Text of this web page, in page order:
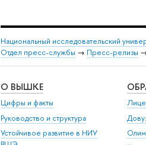
Национальный исследовательский
Отдел пресс-службы → Пресс-релизы
О ВЫШКЕ
Цифры и факты
Руководство и структура
Устойчивое развитие в НИУ